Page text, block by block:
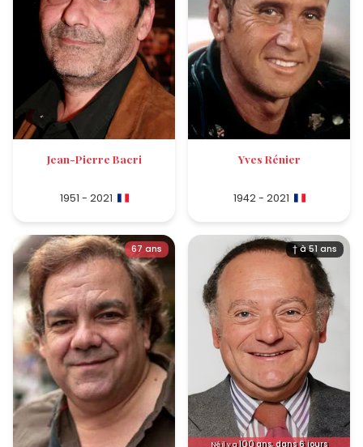
Jean-Pierre Bacri
1951 - 2021
Yves Rénier
1942 - 2021
67 ans † à 51 ans
Né il y a100 ans, dans 6 jours